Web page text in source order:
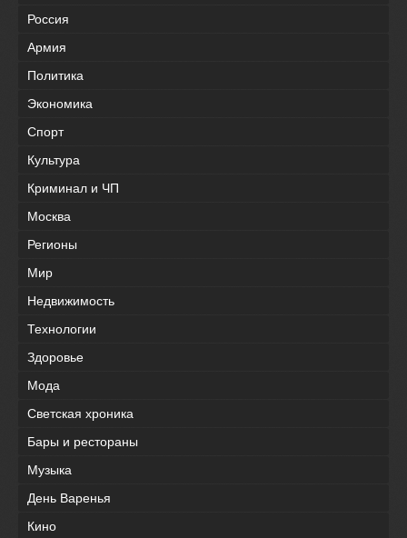
Россия
Армия
Политика
Экономика
Спорт
Культура
Криминал и ЧП
Москва
Регионы
Мир
Недвижимость
Технологии
Здоровье
Мода
Светская хроника
Бары и рестораны
Музыка
День Варенья
Кино